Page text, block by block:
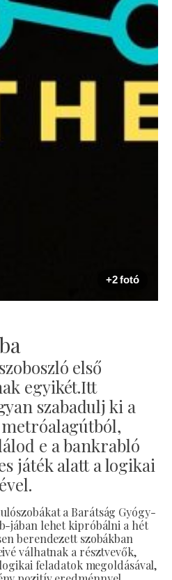
+2 fotó
első
egyikét.Itt
szabadulj ki a
e a bankrabló
játék alatt a logikai
a Barátság Gyógy-
jában lehet kipróbálni a hét
berendezett szobákban
válhatnak a résztvevők,
feladatok megoldásával,